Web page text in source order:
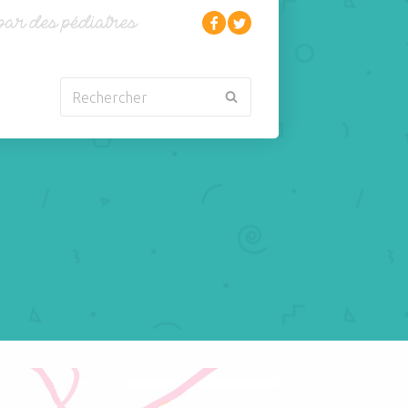
Rechercher
Pédiatrie
Pneumologie
Sommeil
Tabagisme Vapotage
dormir bébé dans un lit en toute sécurité ? Podcast du Dr Pfersdorff